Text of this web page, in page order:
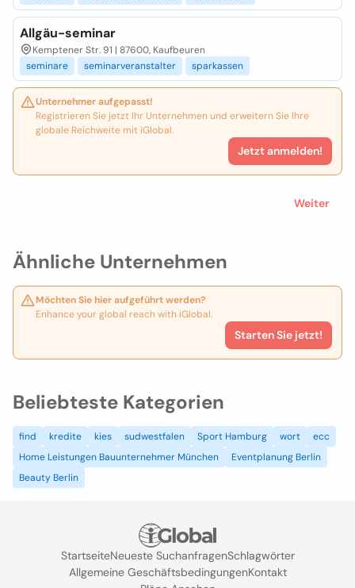
Ähnliche Unternehmen
Möchten Sie hier aufgeführt werden?
Enhance your global reach with iGlobal.
Starten Sie jetzt!
Allgäu-seminar
Kemptener Str. 91 | 87600, Kaufbeuren
seminare
seminarveranstalter sparkassen
Unternehmer aufgepasst!
Registrieren Sie jetzt Ihr Unternehmen und erweitern Sie Ihre
globale Reichweite mit iGlobal.
Jetzt anmelden!
Weiter
Beliebteste Kategorien
find kredite kies sudwestfalen Sport Hamburg wort
ecc
Home Leistungen Bauunternehmer München
Eventplanung Berlin
Beauty Berlin
StartseiteNeueste SuchanfragenSchlagwörter
Allgemeine GeschäftsbedingungenKontakt